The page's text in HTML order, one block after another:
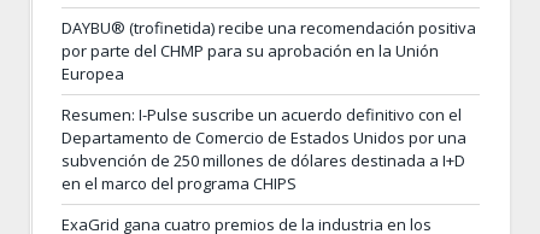
DAYBU® (trofinetida) recibe una recomendación positiva
por parte del CHMP para su aprobación en la Unión
Europea
Resumen: I-Pulse suscribe un acuerdo definitivo con el
Departamento de Comercio de Estados Unidos por una
subvención de 250 millones de dólares destinada a I+D
en el marco del programa CHIPS
ExaGrid gana cuatro premios de la industria en los